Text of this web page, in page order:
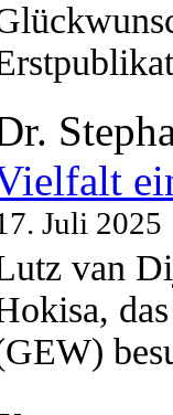
Juli 2025
van